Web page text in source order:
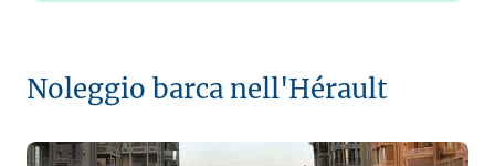
Noleggio barca nell'Hérault